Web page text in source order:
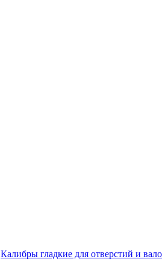
Калибры гладкие для отверстий и